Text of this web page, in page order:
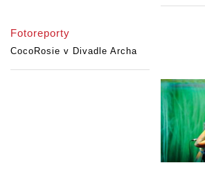
Fotoreporty
CocoRosie v Divadle Archa